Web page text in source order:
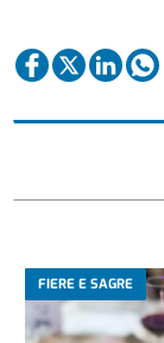
FIERE E SAGRE